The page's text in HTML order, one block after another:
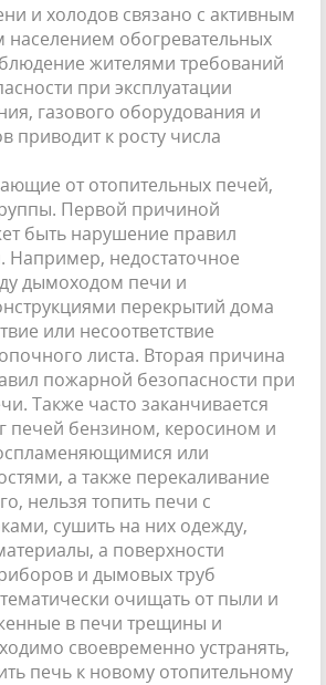
и холодов связано с активным
населением обогревательных
жителями требований
при эксплуатации
газового оборудования и
приводит к росту числа
от отопительных печей,
Первой причиной
быть нарушение правил
Например, недостаточное
дымоходом печи и
перекрытий дома
или несоответствие
листа. Вторая причина
пожарной безопасности при
Также часто заканчивается
печей бензином, керосином и
или
а также перекаливание
нельзя топить печи с
сушить на них одежду,
а поверхности
и дымовых труб
очищать от пыли и
в печи трещины и
своевременно устранять,
печь к новому отопительному